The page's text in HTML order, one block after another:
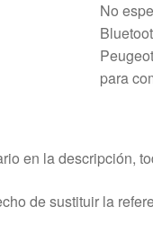
No
para
en la descripción,
de sustituir la